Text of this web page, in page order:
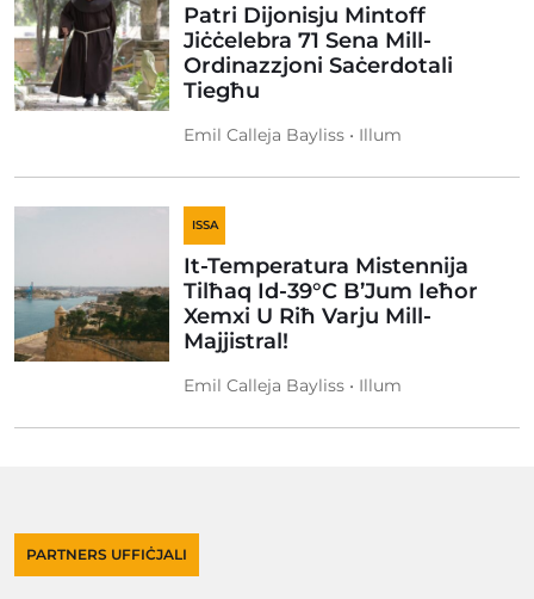
Patri Dijonisju Mintoff
Jiċċelebra 71 Sena Mill-
Ordinazzjoni Saċerdotali
Tiegħu
Emil Calleja Bayliss • Illum
ISSA
It-Temperatura Mistennija
Tilħaq Id-39°C B’Jum Ieħor
Xemxi U Riħ Varju Mill-
Majjistral!
Emil Calleja Bayliss • Illum
PARTNERS UFFIĊJALI